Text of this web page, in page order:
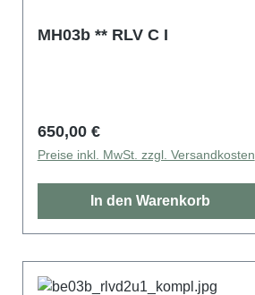
MH03b ** RLV C I
Regulärer Preis:
650,00 €
Preise inkl. MwSt. zzgl. Versandkosten
In den Warenkorb